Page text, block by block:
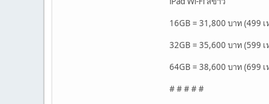
16GB = 31,800 บาท (499
32GB = 35,600 บาท (599
64GB = 38,600 บาท (699
# # # # #